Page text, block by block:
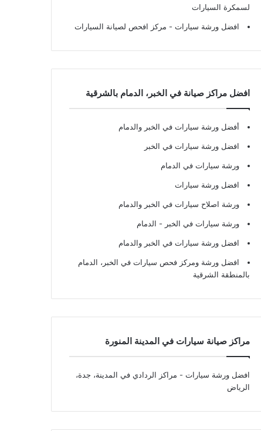
لسمكرة السيارات
افضل ورشة سيارات - مركز افحص لصيانة السيارات
افضل مراكز صيانة في الخبر، الدمام بالشرقية
أفضل ورشة سيارات في الخبر والدمام
افضل ورشة سيارات في الخبر
ورشة سيارات في الدمام
افضل ورشة سيارات
ورشة اصلاح سيارات في الخبر والدمام
ورشة سيارات في الخبر - الدمام
افضل ورشة سيارات في الخبر والدمام
افضل ورشة ومركز فحص سيارات في الخبر، الدمام
بالمنطقة الشرقية
مراكز صيانة سيارات في المدينة المنورة
افضل ورشة سيارات - مراكز الردادي في المدينة، جدة،
الرياض